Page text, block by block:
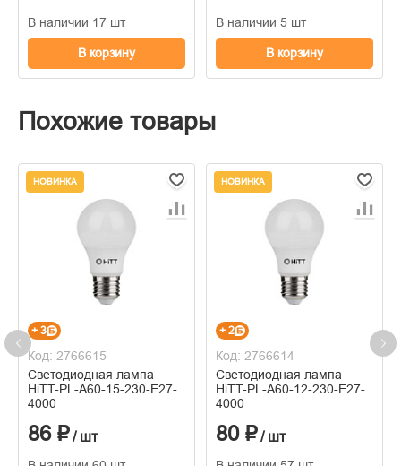
В наличии 17 шт
В корзину
В наличии 5 шт
В корзину
Похожие товары
НОВИНКА
+ 3
Код: 2766615
Светодиодная лампа
HiTT-PL-A60-15-230-E27-
4000
86 ₽/ шт
НОВИНКА
+ 2
Код: 2766614
Светодиодная лампа
HiTT-PL-A60-12-230-E27-
4000
80 ₽/ шт